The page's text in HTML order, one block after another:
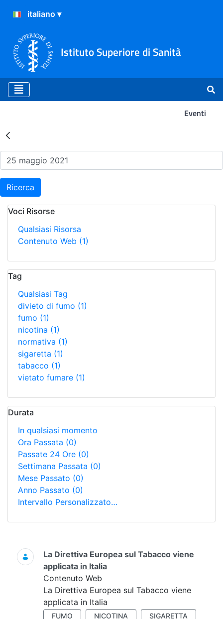
Istituto Superiore di Sanità
Eventi
Risultati della Ricerca -
Ricerca
Voci Risorse
Qualsiasi Risorsa
Contenuto Web (1)
Tag
Qualsiasi Tag
divieto di fumo (1)
fumo (1)
nicotina (1)
normativa (1)
sigaretta (1)
tabacco (1)
vietato fumare (1)
Durata
In qualsiasi momento
Ora Passata (0)
Passate 24 Ore (0)
Settimana Passata (0)
Mese Passato (0)
Anno Passato (0)
Intervallo Personalizzato…
Ricerca
La Direttiva Europea sul Tabacco viene
applicata in Italia
Contenuto Web
La Direttiva Europea sul Tabacco viene
applicata in Italia
FUMO NICOTINA
SIGARETTA